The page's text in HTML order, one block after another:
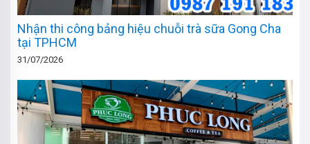
Nhận thi công bảng hiệu chuỗi trà sữa Gong Cha
tại TPHCM
31/07/2026